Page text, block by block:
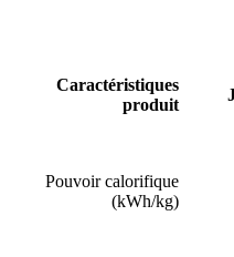
Caractéristiques
produit
Pouvoir calorifique
(kWh/kg)